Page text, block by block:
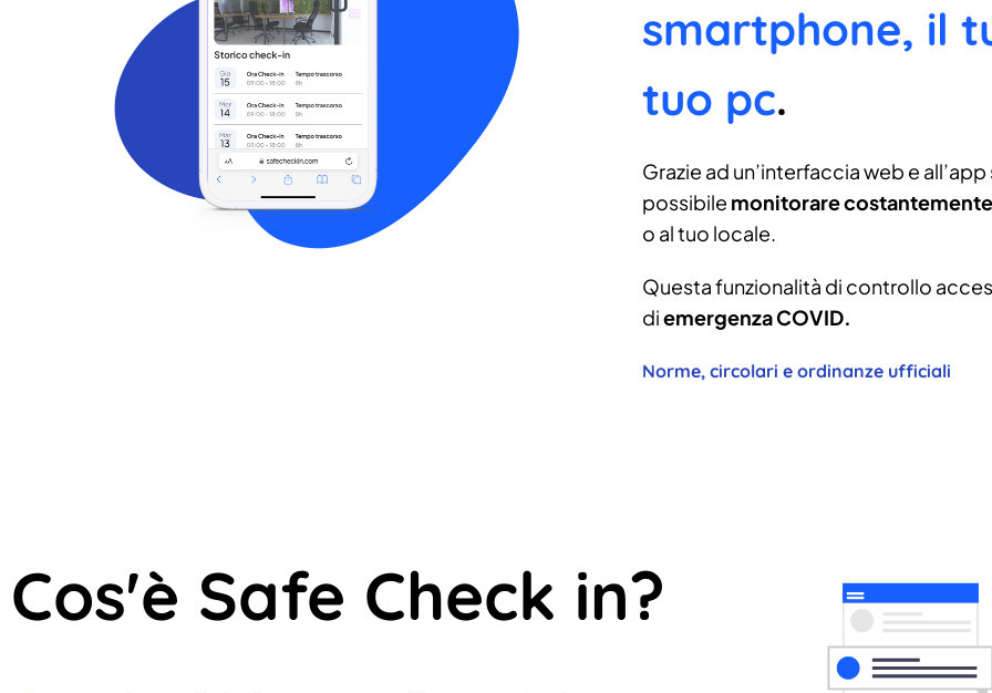
smartphone, il
tuo pc.
Grazie ad un’interfaccia web e
possibile monitorare
o al tuo locale.
Questa funzionalità di controllo
diemergenza COVID.
Norme, circolari e ordinanze ufficiali
Cos'è Safe Check in?